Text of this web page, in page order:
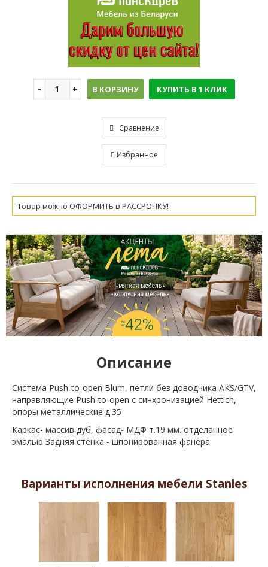
В КОРЗИНУ КУПИТЬ В 1 КЛИК
Сравнение
Избранное
Товар можно ОФОРМИТЬ в РАССРОЧКУ!
Описание
Система Push-to-open Blum, петли без доводчика AKS/GTV,
направляющие Push-to-open с синхронизацией Hettich,
опоры металлические д.35
Каркас- массив дуб, фасад- МДФ т.19 мм. отделанное
эмалью Задняя стенка - шпонированная фанера
Варианты исполнения мебели Stanles